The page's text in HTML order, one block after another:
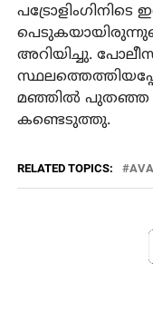
അറിയിച്ചു.
മഞ്ഞില്‍ പുതഞ്ഞ
കണ്ടെടുത്തു.
RELATED TOPICS: